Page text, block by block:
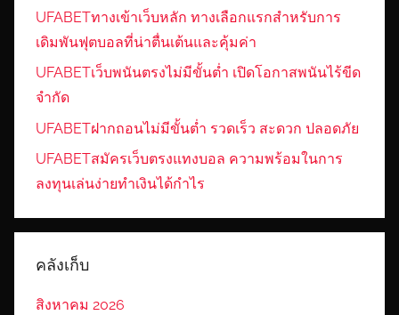
UFABETทางเข้าเว็บหลัก ทางเลือกแรกสำหรับการ
เดิมพันฟุตบอลที่น่าตื่นเต้นและคุ้มค่า
UFABETเว็บพนันตรงไม่มีขั้นต่ำ เปิดโอกาสพนันไร้ขีด
จำกัด
UFABETฝากถอนไม่มีขั้นต่ำ รวดเร็ว สะดวก ปลอดภัย
UFABETสมัครเว็บตรงแทงบอล ความพร้อมในการ
ลงทุนเล่นง่ายทำเงินได้กำไร
คลังเก็บ
สิงหาคม 2026